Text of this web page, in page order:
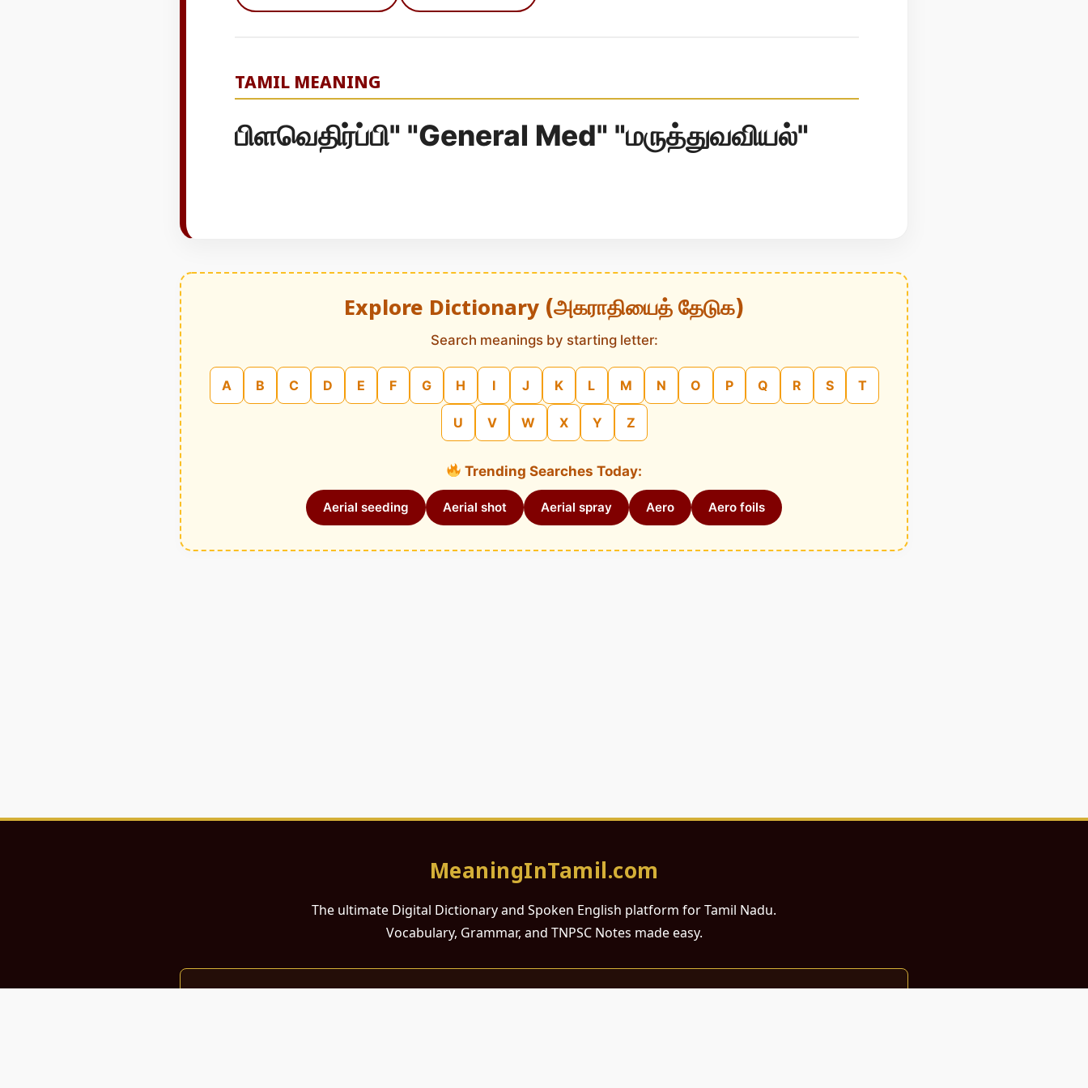
TAMIL MEANING
பிளவெதிர்ப்பி" "General Med" "மருத்துவவியல்"
Explore Dictionary (அகராதியைத் தேடுக)
Search meanings by starting letter:
A B C D E F G H I J K L M N O P Q R S T
U V W X Y Z
Trending Searches Today:
Aerial seeding Aerial shot Aerial spray Aero Aero foils
MeaningInTamil.com
The ultimate Digital Dictionary and Spoken English platform for Tamil Nadu.
Vocabulary, Grammar, and TNPSC Notes made easy.